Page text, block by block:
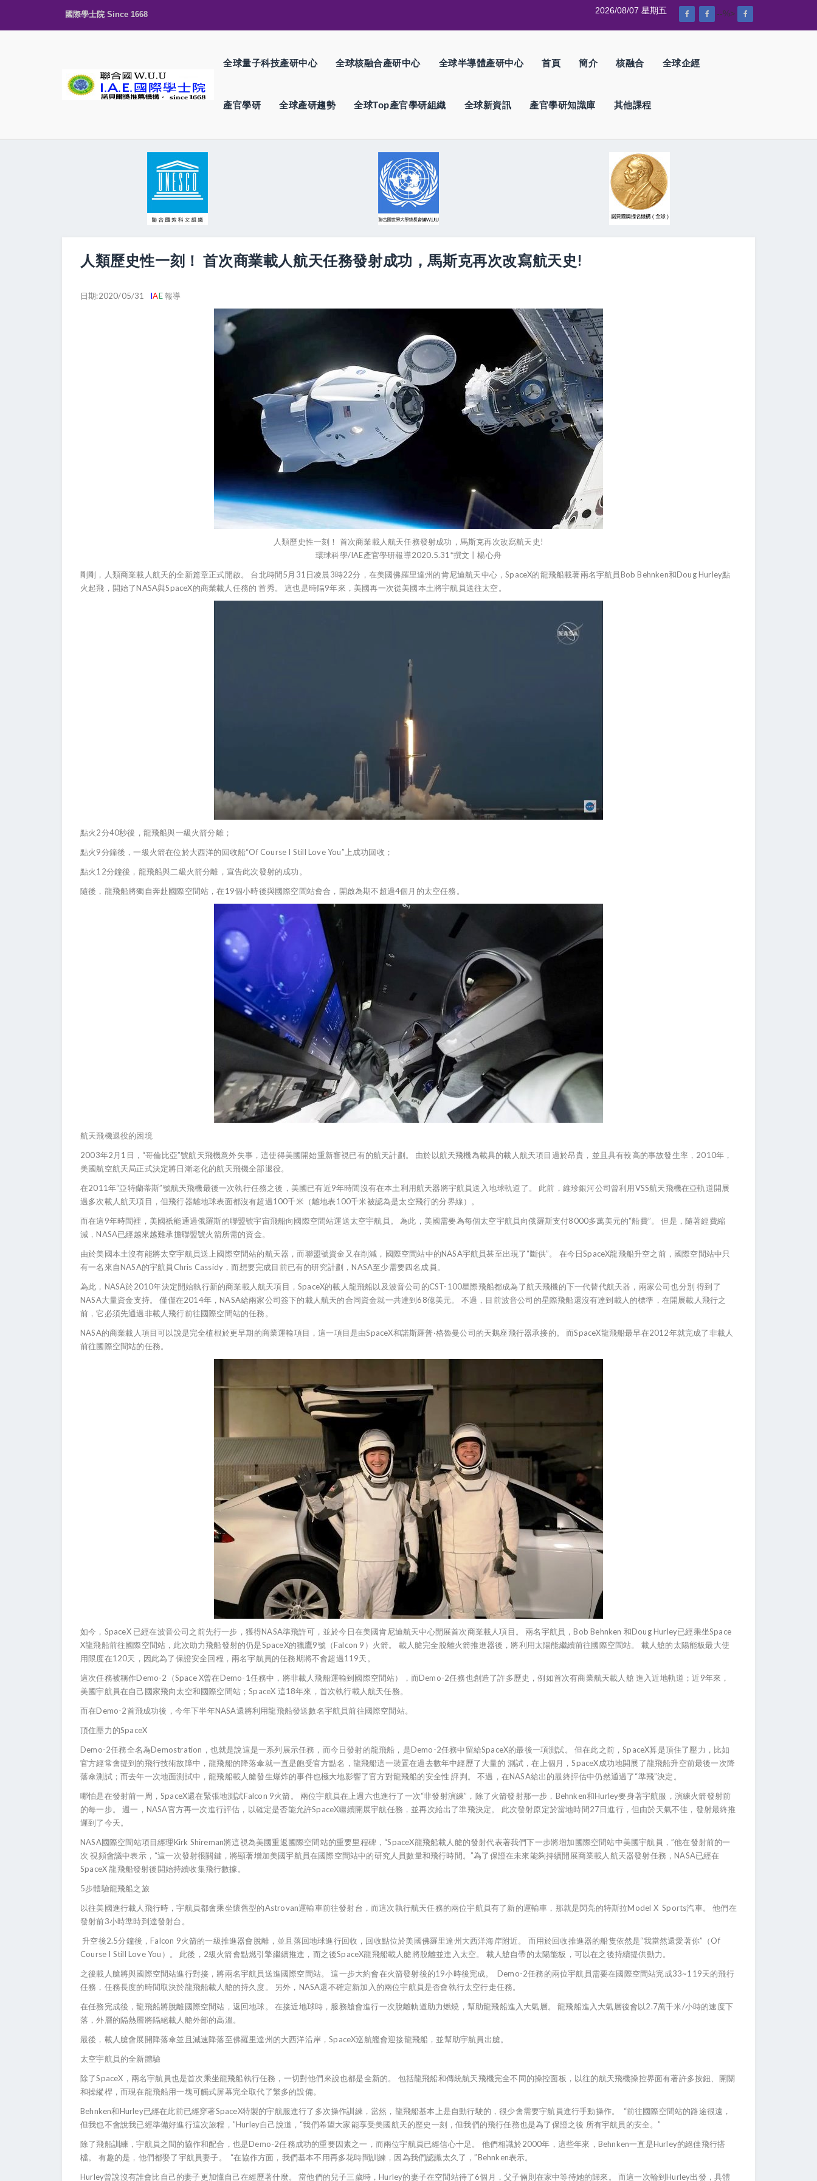
國際學士院 Since 1668 --%>
2026/08/07 星期五
全球量子科技產研中心 全球核融合產研中心 全球半導體產研中心 首頁 簡介 核融合 全球企經
產官學研 全球產研趨勢 全球Top產官學研組織 全球新資訊 產官學研知識庫 其他課程
人類歷史性一刻！ 首次商業載人航天任務發射成功，馬斯克再次改寫航天史!
日期:2020/05/31 IAE報導
人類歷史性一刻！ 首次商業載人航天任務發射成功，馬斯克再次改寫航天史!
環球科學/IAE產官學研報導2020.5.31*撰文丨楊心舟
剛剛，人類商業載人航天的全新篇章正式開啟。 台北時間5月31日凌晨3時22分，在美國佛羅里達州的肯尼迪航天中心，SpaceX的龍飛船載著兩名宇航員Bob Behnken和Doug Hurley點
火起飛，開始了NASA與SpaceX的商業載人任務的 首秀。 這也是時隔9年來，美國再一次從美國本土將宇航員送往太空。
點火2分40秒後，龍飛船與一級火箭分離；
點火9分鐘後，一級火箭在位於大西洋的回收船“Of Course I Still Love You”上成功回收；
點火12分鐘後，龍飛船與二級火箭分離，宣告此次發射的成功。
隨後，龍飛船將獨自奔赴國際空間站，在19個小時後與國際空間站會合，開啟為期不超過4個月的太空任務。
航天飛機退役的困境
2003年2月1日，“哥倫比亞”號航天飛機意外失事，這使得美國開始重新審視已有的航天計劃。 由於以航天飛機為載具的載人航天項目過於昂貴，並且具有較高的事故發生率，2010年，
美國航空航天局正式決定將日漸老化的航天飛機全部退役。
在2011年“亞特蘭蒂斯”號航天飛機最後一次執行任務之後，美國已有近9年時間沒有在本土利用航天器將宇航員送入地球軌道了。 此前，維珍銀河公司曾利用VSS航天飛機在亞軌道開展
過多次載人航天項目，但飛行器離地球表面都沒有超過100千米（離地表100千米被認為是太空飛行的分界線）。
而在這9年時間裡，美國祇能通過俄羅斯的聯盟號宇宙飛船向國際空間站運送太空宇航員。 為此，美國需要為每個太空宇航員向俄羅斯支付8000多萬美元的“船費”。 但是，隨著經費縮
減，NASA已經越來越難承擔聯盟號火箭所需的資金。
由於美國本土沒有能將太空宇航員送上國際空間站的航天器，而聯盟號資金又在削減，國際空間站中的NASA宇航員甚至出現了“斷供”。 在今日SpaceX龍飛船升空之前，國際空間站中只
有一名來自NASA的宇航員Chris Cassidy，而想要完成目前已有的研究計劃，NASA至少需要四名成員。
為此，NASA於2010年決定開始執行新的商業載人航天項目，SpaceX的載人龍飛船以及波音公司的CST-100星際飛船都成為了航天飛機的下一代替代航天器，兩家公司也分別 得到了
NASA大量資金支持。 僅僅在2014年，NASA給兩家公司簽下的載人航天的合同資金就一共達到68億美元。 不過，目前波音公司的星際飛船還沒有達到載人的標準，在開展載人飛行之
前，它必須先通過非載人飛行前往國際空間站的任務。
NASA的商業載人項目可以說是完全植根於更早期的商業運輸項目，這一項目是由SpaceX和諾斯羅普·格魯曼公司的天鵝座飛行器承接的。 而SpaceX龍飛船最早在2012年就完成了非載人
前往國際空間站的任務。
如今，SpaceX 已經在波音公司之前先行一步，獲得NASA準飛許可，並於今日在美國肯尼迪航天中心開展首次商業載人項目。 兩名宇航員，Bob Behnken 和Doug Hurley已經乘坐Space
X龍飛船前往國際空間站，此次助力飛船發射的仍是SpaceX的獵鷹9號（Falcon 9）火箭。 載人艙完全脫離火箭推進器後，將利用太陽能繼續前往國際空間站。 載人艙的太陽能板最大使
用限度在120天，因此為了保證安全回程，兩名宇航員的任務期將不會超過119天。
這次任務被稱作Demo-2（Space X曾在Demo-1任務中，將非載人飛船運輸到國際空間站），而Demo-2任務也創造了許多歷史，例如首次有商業航天載人艙 進入近地軌道；近9年來，
美國宇航員在自己國家飛向太空和國際空間站；SpaceX 這18年來，首次執行載人航天任務。
而在Demo-2首飛成功後，今年下半年NASA還將利用龍飛船發送數名宇航員前往國際空間站。
頂住壓力的SpaceX
Demo-2任務全名為Demostration，也就是說這是一系列展示任務，而今日發射的龍飛船，是Demo-2任務中留給SpaceX的最後一項測試。 但在此之前，SpaceX算是頂住了壓力，比如
官方經常會提到的飛行技術故障中，龍飛船的降落傘就一直是飽受官方點名，龍飛船這一裝置在過去數年中經歷了大量的 測試，在上個月，SpaceX成功地開展了龍飛船升空前最後一次降
落傘測試；而去年一次地面測試中，龍飛船載人艙發生爆炸的事件也極大地影響了官方對龍飛船的安全性 評判。 不過，在NASA給出的最終評估中仍然通過了“準飛”決定。
哪怕是在發射前一周，SpaceX還在緊張地測試Falcon 9火箭。 兩位宇航員在上週六也進行了一次“非發射演練”，除了火箭發射那一步，Behnken和Hurley要身著宇航服，演練火箭發射前
的每一步。 週一，NASA官方再一次進行評估，以確定是否能允許SpaceX繼續開展宇航任務，並再次給出了準飛決定。 此次發射原定於當地時間27日進行，但由於天氣不佳，發射最終推
遲到了今天。
NASA國際空間站項目經理Kirk Shireman將這視為美國重返國際空間站的重要里程碑，“SpaceX龍飛船載人艙的發射代表著我們下一步將增加國際空間站中美國宇航員，”他在發射前的一
次 視頻會議中表示，“這一次發射很關鍵，將顯著增加美國宇航員在國際空間站中的研究人員數量和飛行時間。”為了保證在未來能夠持續開展商業載人航天器發射任務，NASA已經在
SpaceX 龍飛船發射後開始持續收集飛行數據。
5步體驗龍飛船之旅
以往美國進行載人飛行時，宇航員都會乘坐懷舊型的Astrovan運輸車前往發射台，而這次執行航天任務的兩位宇航員有了新的運輸車，那就是閃亮的特斯拉Model X Sports汽車。 他們在
發射前3小時準時到達發射台。
升空後2.5分鐘後，Falcon 9火箭的一級推進器會脫離，並且落回地球進行回收，回收點位於美國佛羅里達州大西洋海岸附近。 而用於回收推進器的船隻依然是“我當然還愛著你”（Of
Course I Still Love You）。 此後，2級火箭會點燃引擎繼續推進，而之後SpaceX龍飛船載人艙將脫離並進入太空。 載人艙自帶的太陽能板，可以在之後持續提供動力。
之後載人艙將與國際空間站進行對接，將兩名宇航員送進國際空間站。 這一步大約會在火箭發射後的19小時後完成。 Demo-2任務的兩位宇航員需要在國際空間站完成33~119天的飛行
任務，任務長度的時間取決於龍飛船載人艙的持久度。 另外，NASA還不確定新加入的兩位宇航員是否會執行太空行走任務。
在任務完成後，龍飛船將脫離國際空間站，返回地球。 在接近地球時，服務艙會進行一次脫離軌道助力燃燒，幫助龍飛船進入大氣層。 龍飛船進入大氣層後會以2.7萬千米/小時的速度下
落，外層的隔熱層將隔絕載人艙外部的高溫。
最後，載人艙會展開降落傘並且減速降落至佛羅里達州的大西洋沿岸，SpaceX巡航艦會迎接龍飛船，並幫助宇航員出艙。
太空宇航員的全新體驗
除了SpaceX，兩名宇航員也是首次乘坐龍飛船執行任務，一切對他們來說也都是全新的。 包括龍飛船和傳統航天飛機完全不同的操控面板，以往的航天飛機操控界面有著許多按鈕、開關
和操縱桿，而現在龍飛船用一塊可觸式屏幕完全取代了繁多的設備。
Behnken和Hurley已經在此前已經穿著SpaceX特製的宇航服進行了多次操作訓練，當然，龍飛船基本上是自動行駛的，很少會需要宇航員進行手動操作。 “前往國際空間站的路途很遠，
但我也不會說我已經準備好進行這次旅程，”Hurley自己說道，“我們希望大家能享受美國航天的歷史一刻，但我們的飛行任務也是為了保證之後 所有宇航員的安全。”
除了飛船訓練，宇航員之間的協作和配合，也是Demo-2任務成功的重要因素之一，而兩位宇航員已經信心十足。 他們相識於2000年，這些年來，Behnken一直是Hurley的絕佳飛行搭
檔。 有趣的是，他們都娶了宇航員妻子。 “在協作方面，我們基本不用再多花時間訓練，因為我們認識太久了，”Behnken表示。
Hurley曾說沒有誰會比自己的妻子更加懂自己在經歷著什麼。 當他們的兒子三歲時，Hurley的妻子在空間站待了6個月，父子倆則在家中等待她的歸來。 而這一次輪到Hurley出發，具體